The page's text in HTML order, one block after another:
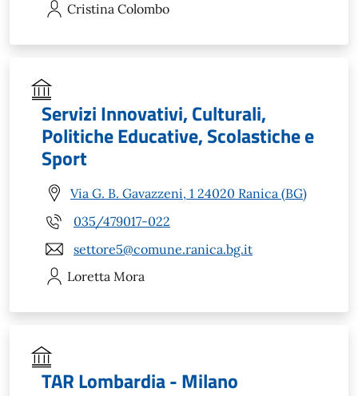
Cristina Colombo
Servizi Innovativi, Culturali,
Politiche Educative, Scolastiche e
Sport
Via G. B. Gavazzeni, 1 24020 Ranica (BG)
035/479017-022
settore5@comune.ranica.bg.it
Loretta Mora
TAR Lombardia - Milano